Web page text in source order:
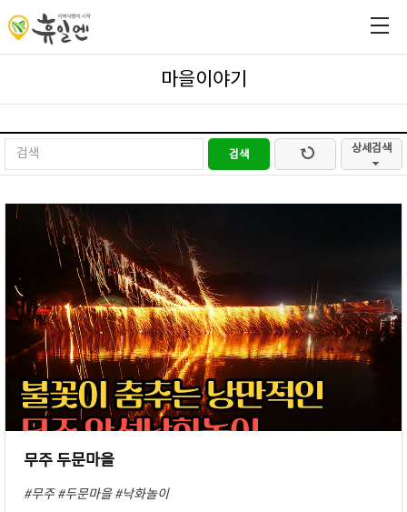
마을이야기
상세검색
무주 두문마을
#무주 #두문마을 #낙화놀이